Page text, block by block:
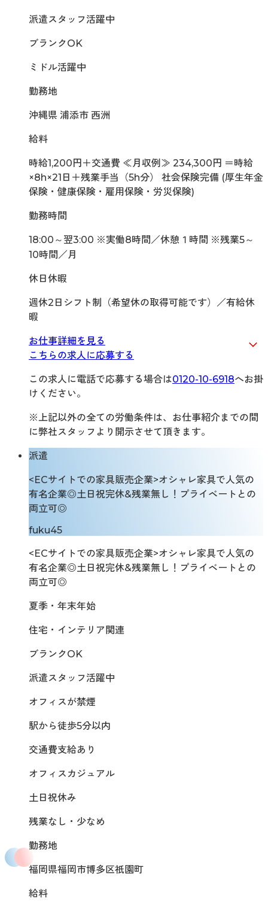
派遣スタッフ活躍中
ブランクOK
ミドル活躍中
勤務地
沖縄県 浦添市 西洲
給料
時給1,200円＋交通費 ≪月収例≫ 234,300円 ＝時給
×8h×21日＋残業手当（5h分） 社会保険完備 (厚生年金
保険・健康保険・雇用保険・労災保険)
勤務時間
18:00～翌3:00 ※実働8時間／休憩１時間 ※残業5～
10時間／月
休日休暇
週休2日シフト制（希望休の取得可能です）／有給休
暇
お仕事詳細を見る
こちらの求人に応募する
この求人に電話で応募する場合は0120-10-6918へお掛
けください。
※上記以外の全ての労働条件は、お仕事紹介までの間
に弊社スタッフより開示させて頂きます。
派遣
<ECサイトでの家具販売企業>オシャレ家具で人気の
有名企業◎土日祝完休&残業無し！プライベートとの
両立可◎
fuku45
<ECサイトでの家具販売企業>オシャレ家具で人気の
有名企業◎土日祝完休&残業無し！プライベートとの
両立可◎
夏季・年末年始
住宅・インテリア関連
ブランクOK
派遣スタッフ活躍中
オフィスが禁煙
駅から徒歩5分以内
交通費支給あり
オフィスカジュアル
土日祝休み
残業なし・少なめ
勤務地
福岡県福岡市博多区祇園町
給料